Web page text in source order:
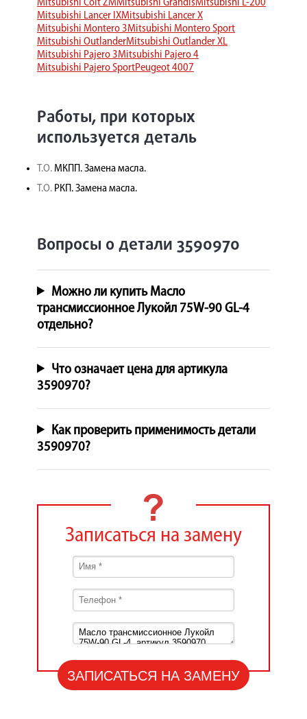
Mitsubishi Colt ZMMitsubishi GrandisMitsubishi L-200
Mitsubishi Lancer IXMitsubishi Lancer X
Mitsubishi Montero 3Mitsubishi Montero Sport
Mitsubishi OutlanderMitsubishi Outlander XL
Mitsubishi Pajero 3Mitsubishi Pajero 4
Mitsubishi Pajero SportPeugeot 4007
Работы, при которых
используется деталь
Т.О.МКПП. Замена масла.
Т.О. РКП. Замена масла.
Вопросы о детали 3590970
Можно ли купить Масло
трансмиссионное Лукойл 75W-90 GL-4
отдельно?
Что означает цена для артикула
3590970?
Как проверить применимость детали
3590970?
Записаться на замену